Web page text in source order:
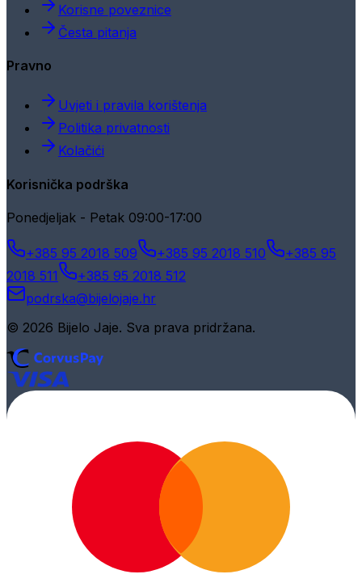
Korisne poveznice
Česta pitanja
Pravno
Uvjeti i pravila korištenja
Politika privatnosti
Kolačići
Korisnička podrška
Ponedjeljak - Petak 09:00-17:00
+385 95 2018 509 +385 95 2018 510
+385 95
2018 511
+385 95 2018 512
podrska@bijelojaje.hr
© 2026 Bijelo Jaje. Sva prava pridržana.